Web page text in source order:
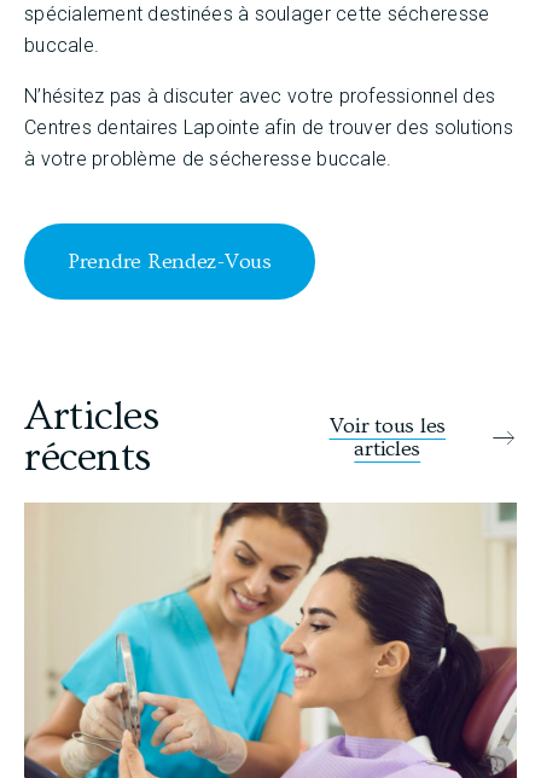
spécialement destinées à soulager cette sécheresse
buccale.
N’hésitez pas à discuter avec votre professionnel des
Centres dentaires Lapointe afin de trouver des solutions
à votre problème de sécheresse buccale.
Prendre Rendez-Vous
Articles
récents
Voir tous les
articles